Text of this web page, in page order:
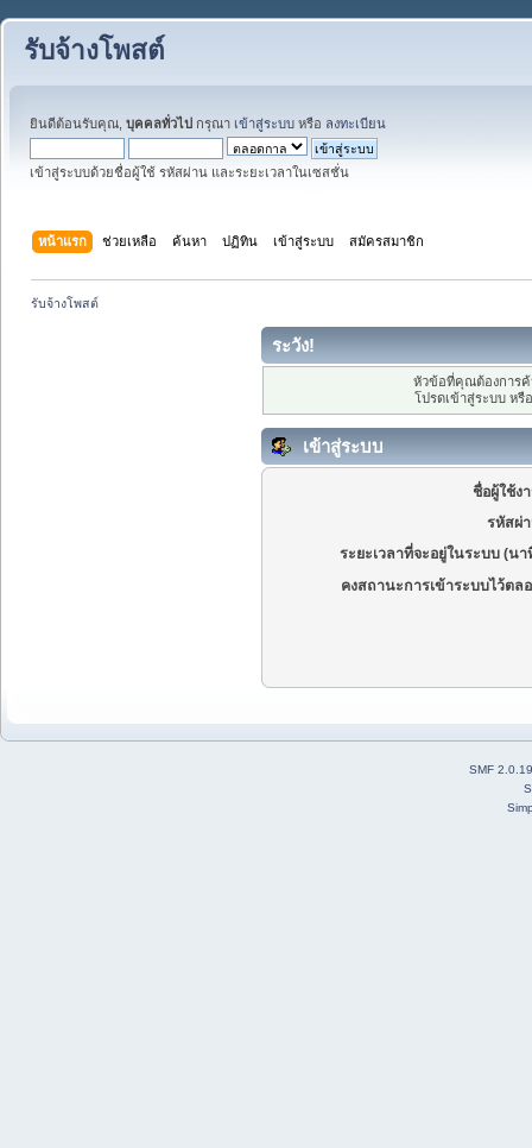
รับจ้างโพสต์
ยินดีต้อนรับคุณ, บุคคลทั่วไป กรุณา เข้าสู่ระบบ หรือ ลงทะเบียน
เข้าสู่ระบบด้วยชื่อผู้ใช้ รหัสผ่าน และระยะเวลาในเซสชั่น
หน้าแรก ช่วยเหลือ ค้นหา ปฏิทิน เข้าสู่ระบบ สมัครสมาชิก
รับจ้างโพสต์
ระวัง!
หัวข้อที่คุณต้องการ
โปรดเข้าสู่ระบบ หรื
เข้าสู่ระบบ
ชื่อผู้ใช้ง
รหัสผ่
ระยะเวลาที่จะอยู่ในระบบ (นา
คงสถานะการเข้าระบบไว้ตล
SMF 2.0.19